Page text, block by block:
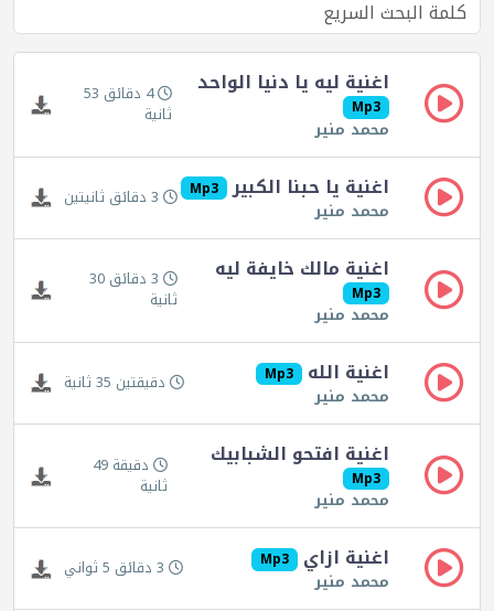
اغنية ليه يا دنيا الواحد
Mp3
محمد منير
4 دقائق 53
ثانية
اغنية يا حبنا الكبير Mp3
محمد منير 3 دقائق ثانيتين
اغنية مالك خايفة ليه
Mp3
محمد منير
3 دقائق 30
ثانية
اغنية الله Mp3
محمد منير دقيقتين 35 ثانية
اغنية افتحو الشبابيك
Mp3
محمد منير
دقيقة 49
ثانية
اغنية ازاي Mp3
محمد منير 3 دقائق 5 ثواني